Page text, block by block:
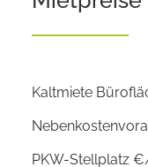
Kaltmiete
PKW-Stellplatz